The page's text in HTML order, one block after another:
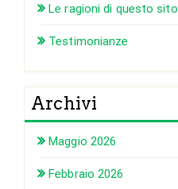
Le ragioni di questo sito
Testimonianze
Archivi
Maggio 2026
Febbraio 2026